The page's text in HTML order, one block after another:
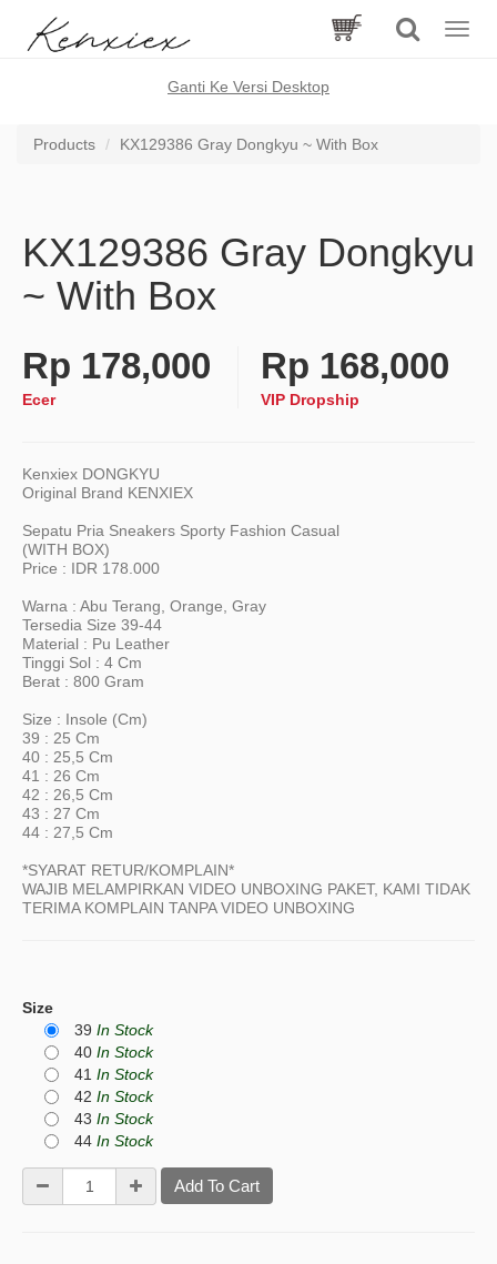
Toggle
Ganti Ke Versi Desktop
Products KX129386 Gray Dongkyu ~ With Box
KX129386 Gray Dongkyu
~ With Box
Rp 178,000
Ecer
Rp 168,000
VIP Dropship
Kenxiex DONGKYU
Original Brand KENXIEX
Sepatu Pria Sneakers Sporty Fashion Casual
(WITH BOX)
Price : IDR 178.000
Warna : Abu Terang, Orange, Gray
Tersedia Size 39-44
Material : Pu Leather
Tinggi Sol : 4 Cm
Berat : 800 Gram
Size : Insole (cm)
39 : 25 Cm
40 : 25,5 Cm
41 : 26 Cm
42 : 26,5 Cm
43 : 27 Cm
44 : 27,5 Cm
*SYARAT RETUR/KOMPLAIN*
WAJIB MELAMPIRKAN VIDEO UNBOXING PAKET, KAMI TIDAK
TERIMA KOMPLAIN TANPA VIDEO UNBOXING
Size
39 In Stock
40 In Stock
41 In Stock
42 In Stock
43 In Stock
44 In Stock
Add To Cart